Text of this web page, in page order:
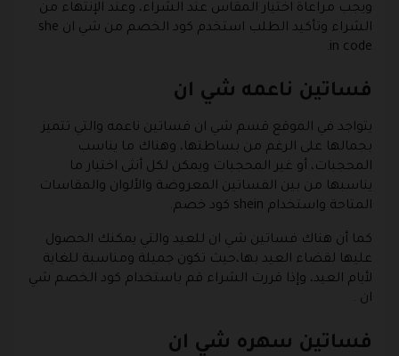
ويجب مراعاة اختيار المقاس عند الشراء، وعند الإنتهاء من
الشراء وتأكيد الطلب استخدم كود الخصم من شي ان she
in code.
فساتين ناعمه شي ان
يتواجد في الموقع قسم شي ان فساتين ناعمه والتي تتميز
بجمالها على الرغم من بساطتها، وهناك ما يناسب
المحجبات، أو غير المحجبات ويمكن لكل أنثى اختيار ما
يناسبها من بين الفساتين المعروضة والألوان والمقاسات
المتاحة واستخدام shein كود خصم.
كما أن هناك فساتين شي ان للعيد والتي يمكنك الحصول
عليها لقضاء العيد بها،حيث تكون جميلة ومناسبة للغاية
لأيام العيد، وإذا قررت الشراء قم باستخدام كود الخصم شي
ان .
فساتين سهره شي ان